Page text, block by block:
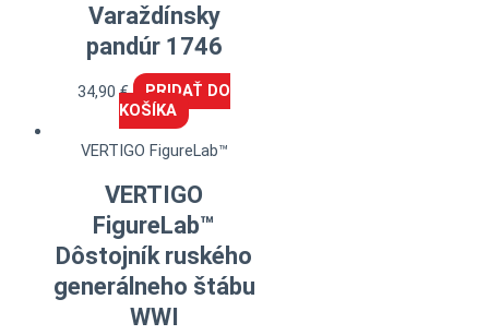
Varaždínsky
pandúr 1746
34,90€
PRIDAŤ DO
KOŠÍKA
VERTIGO FigureLab™
VERTIGO
FigureLab™
Dôstojník ruského
generálneho štábu
WWI